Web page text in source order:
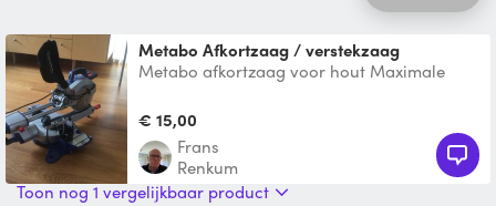
Metabo Afkortzaag / verstekzaag
Metabo afkortzaag voor hout Maximale
216mm Kan ook in verst
€ 15,00
Frans
Renkum
Toon nog 1 vergelijkbaar product